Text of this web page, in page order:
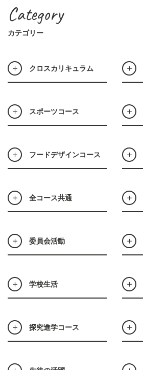
Category
カテゴリー
クロスカリキュラム
スポーツコース
フードデザインコース
全コース共通
委員会活動
学校生活
探究進学コース